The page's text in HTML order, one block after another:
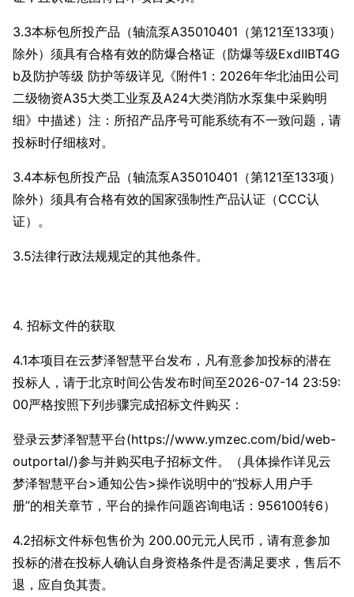
3.3本标包所投产品（轴流泵A35010401（第121至133项）
除外）须具有合格有效的防爆合格证（防爆等级ExdⅡBT4G
b及防护等级 防护等级详见《附件1：2026年华北油田公司
二级物资A35大类工业泵及A24大类消防水泵集中采购明
细》中描述）注：所招产品序号可能系统有不一致问题，请
投标时仔细核对。
3.4本标包所投产品（轴流泵A35010401（第121至133项）
除外）须具有合格有效的国家强制性产品认证（CCC认
证）。
3.5法律行政法规规定的其他条件。
4. 招标文件的获取
4.1本项目在云梦泽智慧平台发布，凡有意参加投标的潜在
投标人，请于北京时间公告发布时间至2026-07-14 23:59:
00严格按照下列步骤完成招标文件购买：
登录云梦泽智慧平台(https://www.ymzec.com/bid/web-
outportal/)参与并购买电子招标文件。（具体操作详见云
梦泽智慧平台>通知公告>操作说明中的“投标人用户手
册”的相关章节，平台的操作问题咨询电话：956100转6）
4.2招标文件标包售价为 200.00元元人民币，请有意参加
投标的潜在投标人确认自身资格条件是否满足要求，售后不
退，应自负其责。